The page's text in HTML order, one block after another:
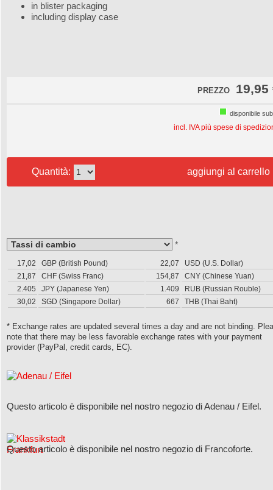
in blister packaging
including display case
PREZZO 19,95
disponibile
incl. IVA più spese di
Quantità: aggiungi al carrello
*
17,02 GBP (British Pound) 22,07
USD (U.S. Dollar)
21,87
CHF (Swiss Franc) 154,87
CNY (Chinese Yuan)
2.405
JPY (Japanese Yen) 1.409
RUB (Russian Rouble)
30,02
SGD (Singapore Dollar) 667 THB (Thai Baht)
* Exchange rates are updated several times a day and are not binding.
note that there may be less favorable exchange rates with your payment
provider (PayPal, credit cards, EC).
Questo articolo è disponibile nel nostro negozio di Adenau / Eifel.
Questo articolo è disponibile nel nostro negozio di Francoforte.